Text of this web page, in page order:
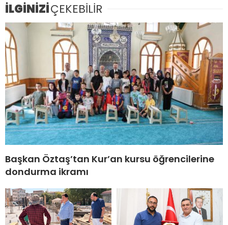
İLGİNİZİÇEKEBİLİR
Başkan Öztaş’tan Kur’an kursu öğrencilerine
dondurma ikramı